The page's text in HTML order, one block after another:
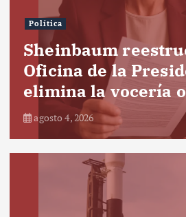
Política
Sheinbaum
Oficina de la
elimina la vocería
agosto 4, 2026